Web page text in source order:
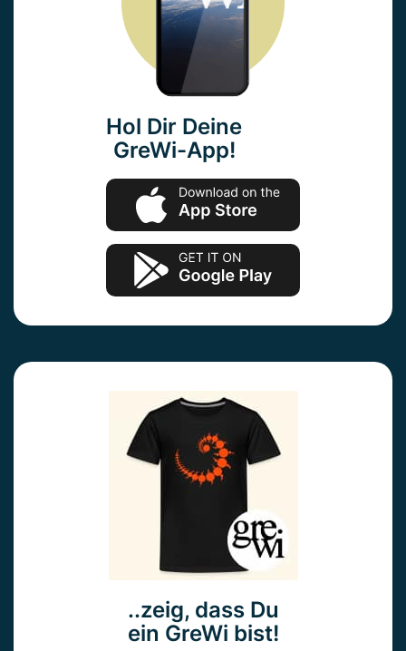
Hol Dir Deine
GreWi-App!
..zeig, dass Du
ein GreWi bist!